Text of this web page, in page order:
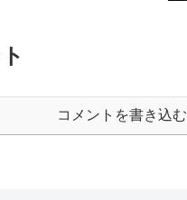
コメントを書き込む